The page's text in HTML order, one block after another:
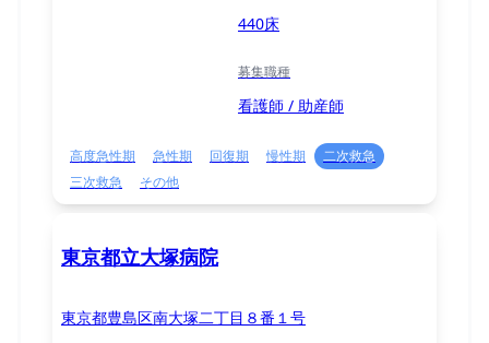
440床
募集職種
看護師 / 助産師
高度急性期 急性期 回復期 慢性期
二次救急
三次救急
その他
東京都立大塚病院
東京都豊島区南大塚二丁目８番１号